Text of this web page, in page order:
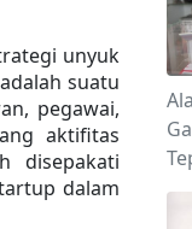
unyuk
suatu
pegawai,
aktifitas
disepakati
dalam